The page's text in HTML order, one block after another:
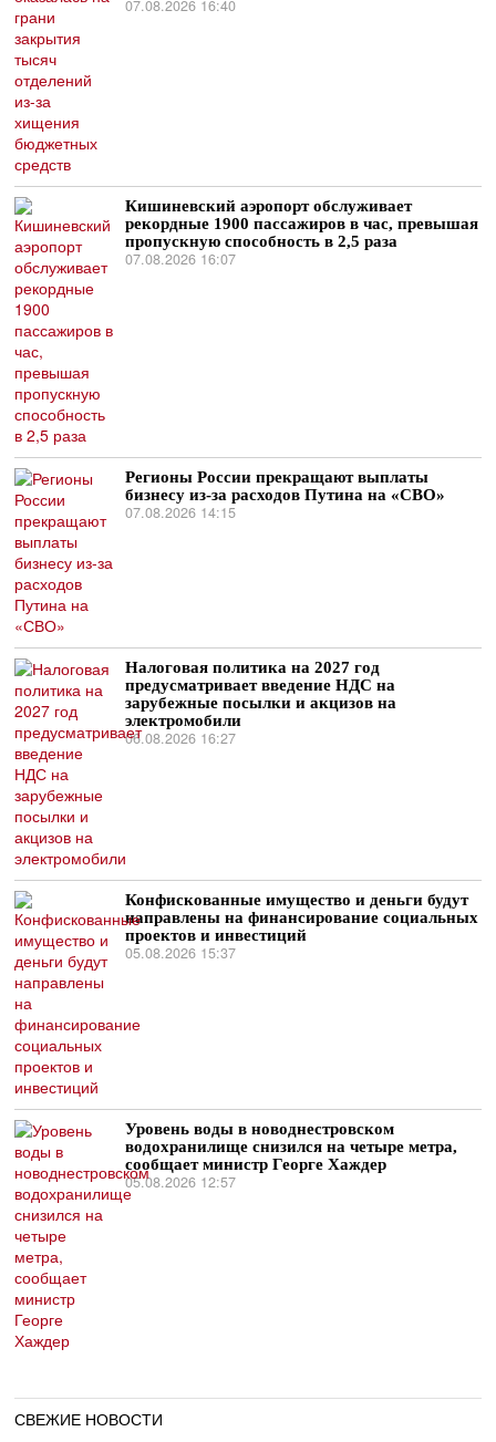
07.08.2026 16:40
Кишиневский аэропорт обслуживает
рекордные 1900 пассажиров в час, превышая
пропускную способность в 2,5 раза
07.08.2026 16:07
Регионы России прекращают выплаты
бизнесу из-за расходов Путина на «СВО»
07.08.2026 14:15
Налоговая политика на 2027 год
предусматривает введение НДС на
зарубежные посылки и акцизов на
электромобили
06.08.2026 16:27
Конфискованные имущество и деньги будут
направлены на финансирование социальных
проектов и инвестиций
05.08.2026 15:37
Уровень воды в новоднестровском
водохранилище снизился на четыре метра,
сообщает министр Георге Хаждер
05.08.2026 12:57
СВЕЖИЕ НОВОСТИ